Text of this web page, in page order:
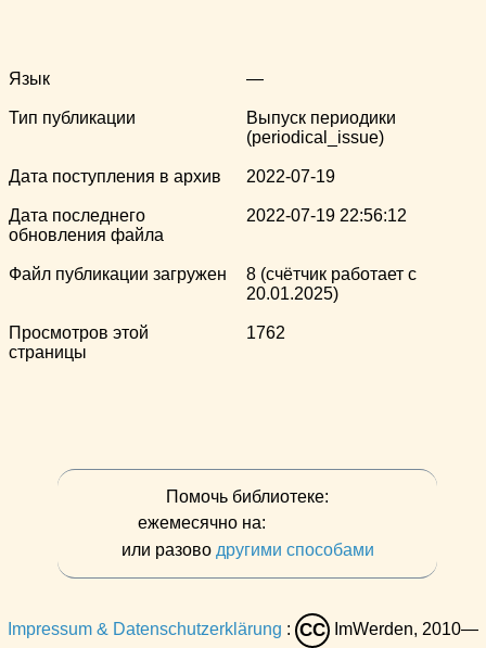
Язык —
Тип публикации
Выпуск периодики
(periodical_issue)
Дата поступления в архив 2022-07-19
Дата последнего
обновления файла
2022-07-19 22:56:12
Файл публикации загружен
8 (счётчик работает с
20.01.2025)
Просмотров этой
страницы
1762
Помочь библиотеке:
ежемесячно на:
или разово другими способами
Impressum & Datenschutzerklärung : CC
ImWerden, 2010—